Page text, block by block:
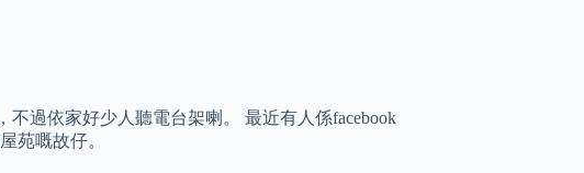
過依家好少人聽電台架喇。 最近有人係facebook
苑嘅故仔。